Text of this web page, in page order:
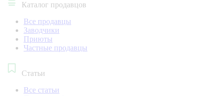
Каталог продавцов
Все продавцы
Заводчики
Приюты
Частные продавцы
Статьи
Все статьи